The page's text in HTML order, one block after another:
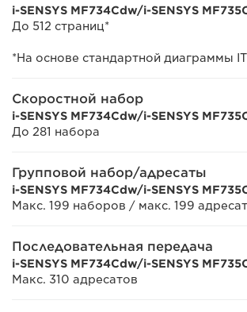
i-SENSYS MF734Cdw/i-SENSYS
До 512 страниц*
*На основе стандартной диаграммы
Скоростной набор
i-SENSYS MF734Cdw/i-SENSYS
До 281 набора
Групповой набор/адресаты
i-SENSYS MF734Cdw/i-SENSYS
Макс. 199 наборов / макс. 199
Последовательная передача
i-SENSYS MF734Cdw/i-SENSYS
Макс. 310 адресатов